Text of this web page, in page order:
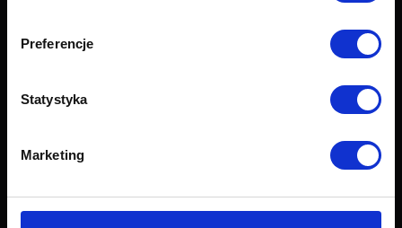
Preferencje
Statystyka
Marketing
Próbnik tkanin
O firmie
Nasze showroomy